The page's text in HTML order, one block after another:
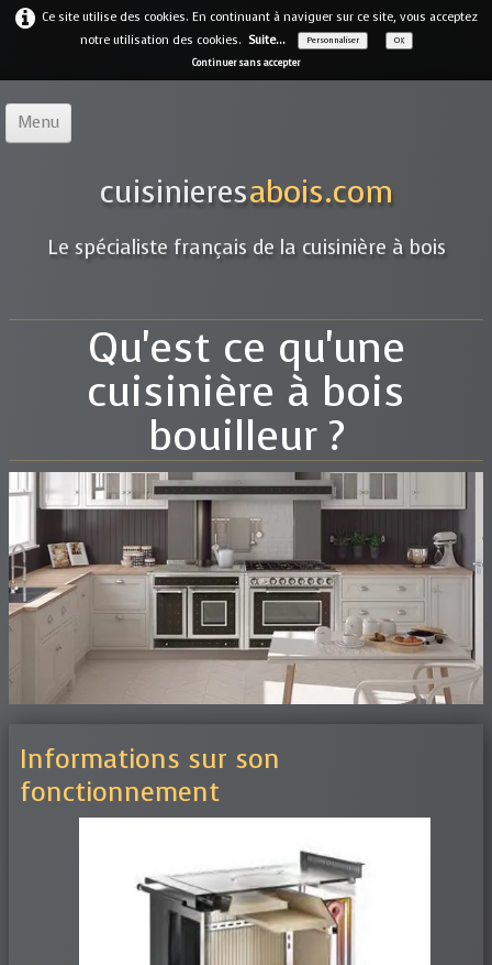
Ce site utilise des cookies. En continuant à naviguer sur ce site, vous acceptez
notre utilisation des cookies. Suite... Personnaliser OK
Continuer sans accepter
Menu
Notre offre▼
Notre entreprise
Galerie
▼
Marques ▼
Contact
cuisinieresabois.com
Le spécialiste français de la cuisinière à bois
Qu'est ce qu'une
cuisinière à bois
bouilleur ?
Informations sur son
fonctionnement